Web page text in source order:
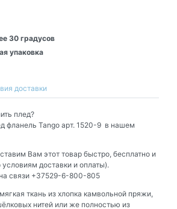
30 градусов
упаковка
доставки
плед?
фланель Tango арт. 1520-9 в нашем
Вам этот товар быстро, бесплатно и
условиям доставки и оплаты).
связи +37529-6-800-805
ткань из хлопка камвольной пряжи,
нитей или же полностью из